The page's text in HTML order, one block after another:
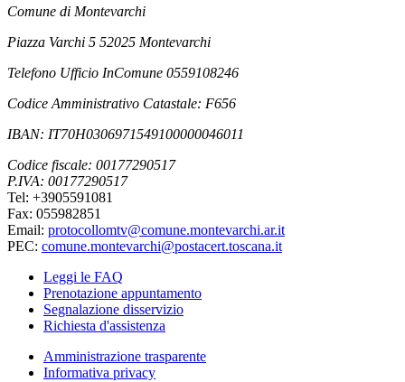
Comune di Montevarchi
Piazza Varchi 5 52025 Montevarchi
Telefono Ufficio InComune 0559108246
Codice Amministrativo Catastale: F656
IBAN: IT70H0306971549100000046011
Codice fiscale: 00177290517
P.IVA: 00177290517
Tel: +3905591081
Fax: 055982851
Email: protocollomtv@comune.montevarchi.ar.it
PEC: comune.montevarchi@postacert.toscana.it
Leggi le FAQ
Prenotazione appuntamento
Segnalazione disservizio
Richiesta d'assistenza
Amministrazione trasparente
Informativa privacy